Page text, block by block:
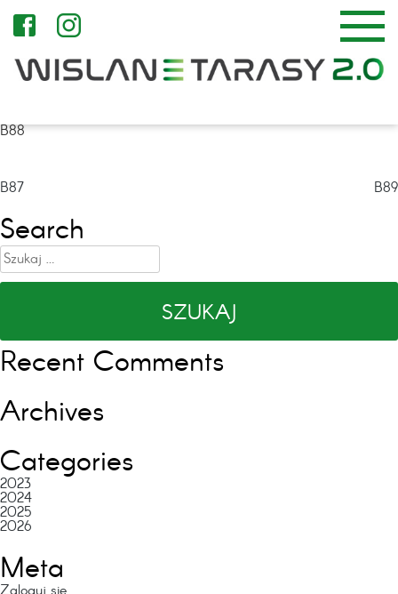
B88
Nawigacja
wpisu
B87 B89
Search
Szukaj:
Recent Comments
Archives
Categories
2023
2024
2025
2026
Meta